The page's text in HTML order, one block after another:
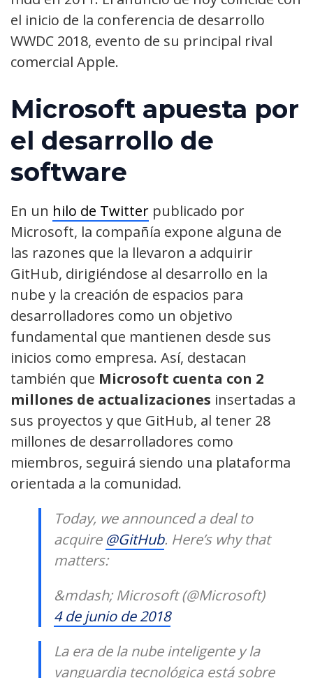
el inicio de la conferencia de desarrollo
WWDC 2018, evento de su principal rival
comercial Apple.
Microsoft apuesta por
el desarrollo de
software
En un hilo de Twitter publicado por
Microsoft, la compañía expone alguna de
las razones que la llevaron a adquirir
GitHub, dirigiéndose al desarrollo en la
nube y la creación de espacios para
desarrolladores como un objetivo
fundamental que mantienen desde sus
inicios como empresa. Así, destacan
también que Microsoft cuenta con 2
millones de actualizaciones insertadas a
sus proyectos y que GitHub, al tener 28
millones de desarrolladores como
miembros, seguirá siendo una plataforma
orientada a la comunidad.
Today, we announced a deal to
acquire @GitHub. Here’s why that
matters:
&mdash; Microsoft (@Microsoft)
4 de junio de 2018
La era de la nube inteligente y la
vanguardia tecnológica está sobre